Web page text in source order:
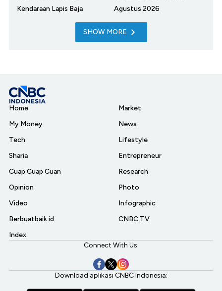
Kendaraan Lapis Baja
Agustus 2026
SHOW MORE
Home
My Money
Tech
Sharia
Cuap Cuap Cuan
Opinion
Video
Berbuatbaik.id
Index
Market
News
Lifestyle
Entrepreneur
Research
Photo
Infographic
CNBC TV
Connect With Us:
Download aplikasi CNBC Indonesia: